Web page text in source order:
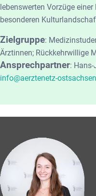
lebenswerten Vorzüge
besonderen
Zielgruppe:
Ärztinnen; Rückkehrwillige
Ansprechpartner:
info@aerztenetz-